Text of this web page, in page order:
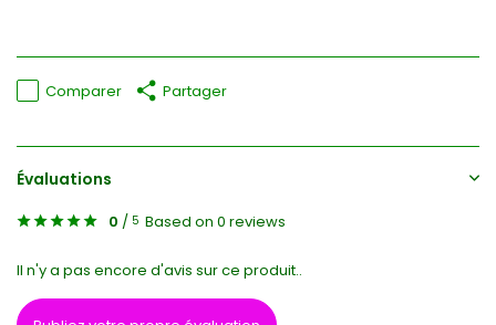
Comparer Partager
Évaluations
0 / 5 Based on 0 reviews
Il n'y a pas encore d'avis sur ce produit..